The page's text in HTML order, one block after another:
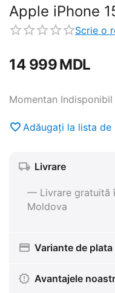
Apple iPhone
Scrie o
14 999MDL
Momentan Indisponibil
Adăugați la lista
Livrare
— Livrare gratuită
Moldova
Variante de plata
Avantajele